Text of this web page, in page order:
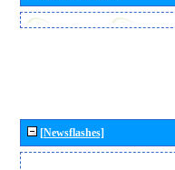
[Newsflashes]